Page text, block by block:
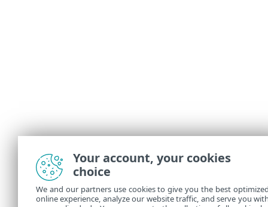
Your account, your cookies
choice
We and our partners use cookies to give you the best
online experience, analyze our website traffic, and serve you